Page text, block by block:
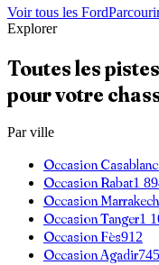
Voir tous les Ford
Explorer
Toutes les pistes
pour votre
Par ville
Occasion
OccasionRabat1
OccasionMarrakech
OccasionTanger1
OccasionFès912
OccasionAgadir745